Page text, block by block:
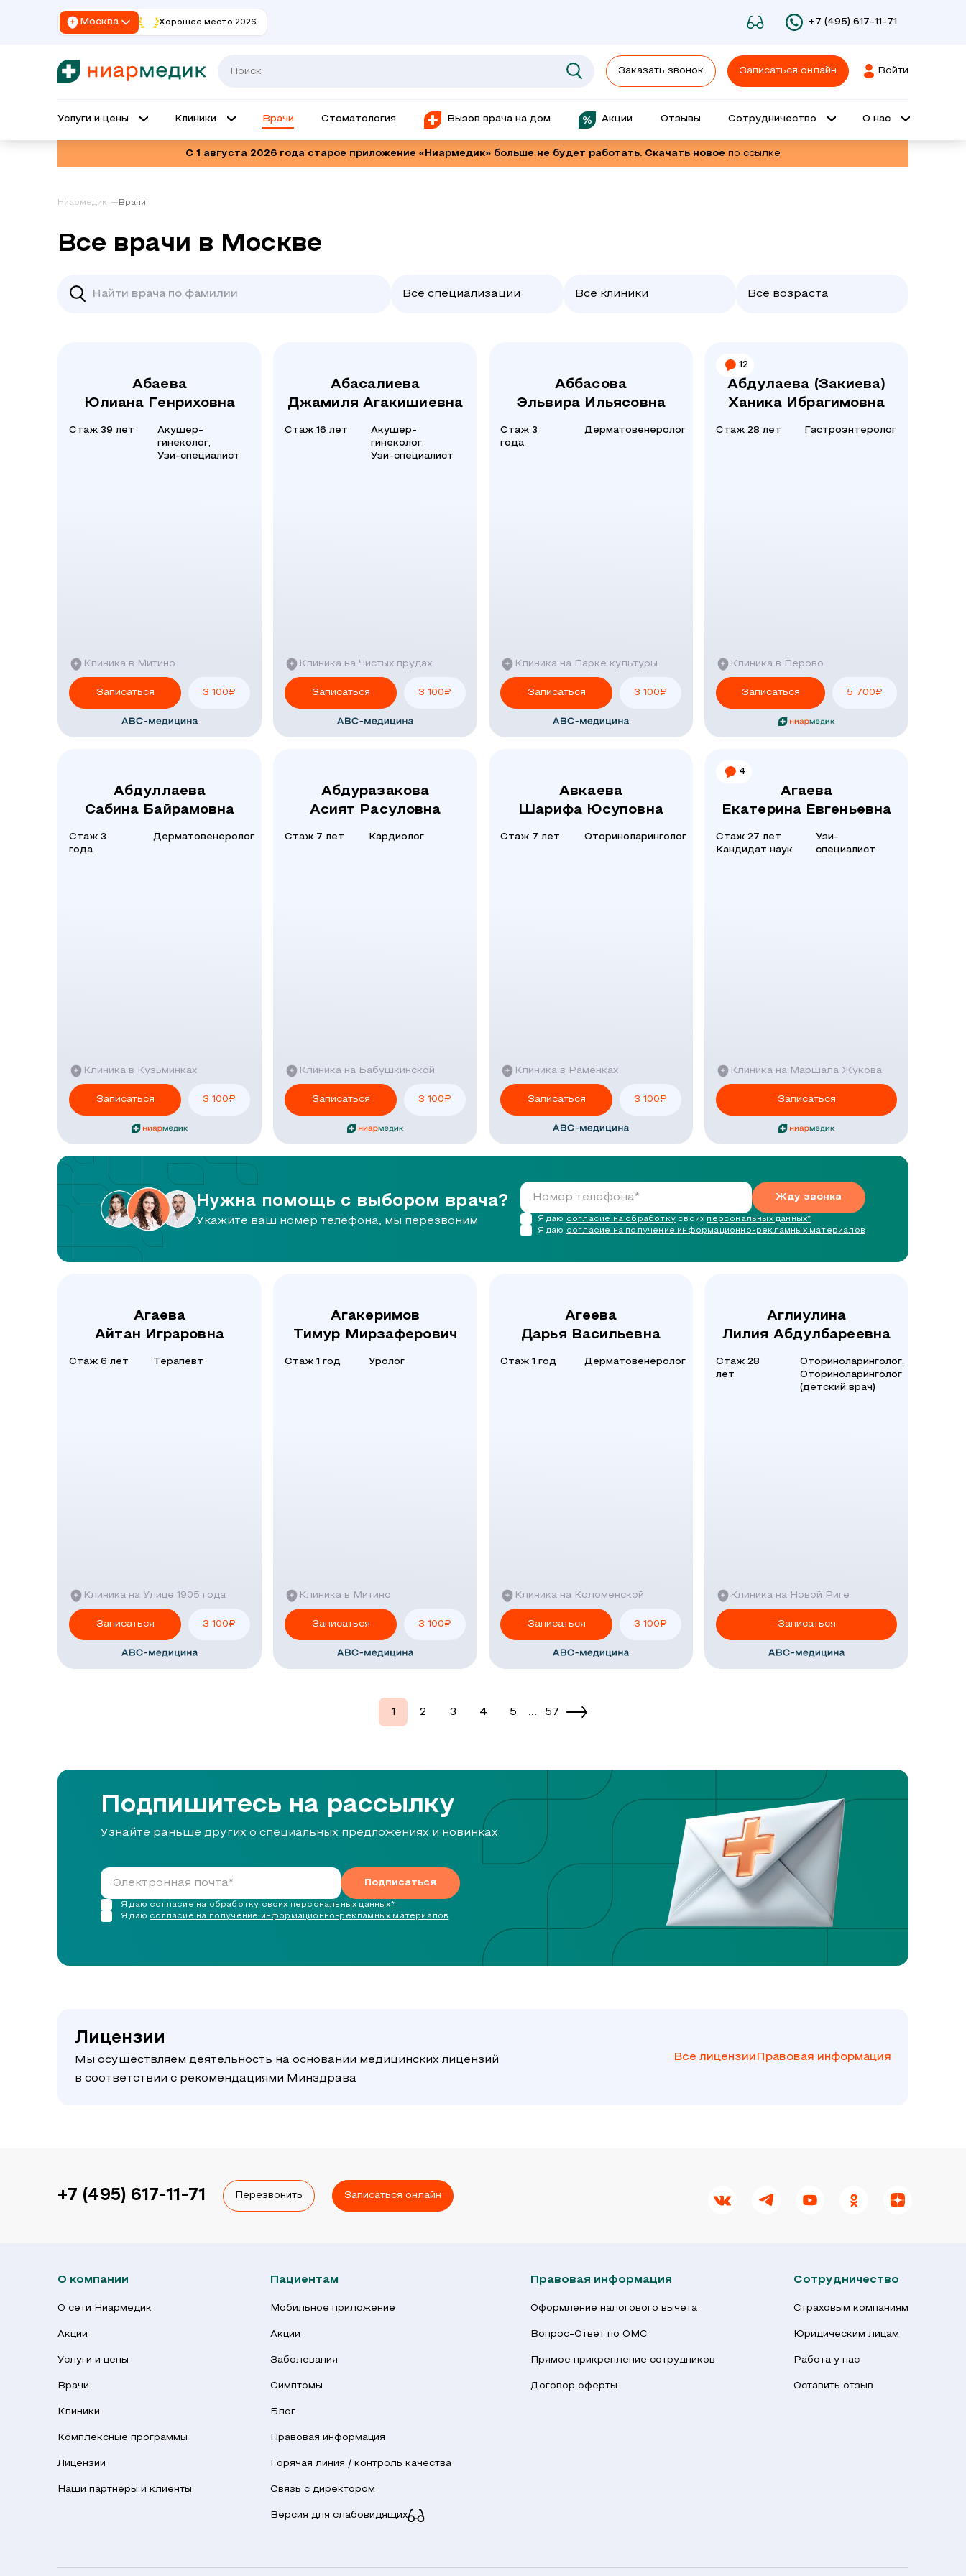
Москва Хорошее место 2026 +7 (495) 617-11-71
Заказать звонок Записаться онлайн Войти
Услуги и цены Клиники Врачи Стоматология Вызов врача на дом Акции Отзывы Сотрудничество О нас
С 1 августа 2026 года старое приложение «Ниармедик» больше не будет работать. Скачать новое по ссылке
Ниармедик Врачи
Все врачи в Москве
Абаева
Юлиана Генриховна
Стаж 39 лет
Акушер-
гинеколог,
Узи-специалист
Клиника в Митино
Записаться 3 100₽
Абасалиева
Джамиля Агакишиевна
Стаж 16 лет
Акушер-
гинеколог,
Узи-специалист
Клиника на Чистых прудах
Записаться 3 100₽
Аббасова
Эльвира Ильясовна
Стаж 3
года
Дерматовенеролог
Клиника на Парке культуры
Записаться 3 100₽
12
Абдулаева (Закиева)
Ханика Ибрагимовна
Стаж 28 лет Гастроэнтеролог
Клиника в Перово
Записаться 5 700₽
Абдуллаева
Сабина Байрамовна
Стаж 3
года
Дерматовенеролог
Клиника в Кузьминках
Записаться 3 100₽
Абдуразакова
Асият Расуловна
Стаж 7 лет Кардиолог
Клиника на Бабушкинской
Записаться 3 100₽
Авкаева
Шарифа Юсуповна
Стаж 7 лет Оториноларинголог
Клиника в Раменках
Записаться 3 100₽
4
Агаева
Екатерина Евгеньевна
Стаж 27 лет
Кандидат наук
Узи-
специалист
Клиника на Маршала Жукова
Записаться
Нужна помощь с выбором врача?
Укажите ваш номер телефона, мы перезвоним
Жду звонка
Я даю согласие на обработку своих персональных данных*
Я даю согласие на получение информационно-рекламных материалов
Агаева
Айтан Играровна
Стаж 6 лет Терапевт
Клиника на Улице 1905 года
Записаться 3 100₽
Агакеримов
Тимур Мирзаферович
Стаж 1 год Уролог
Клиника в Митино
Записаться 3 100₽
Агеева
Дарья Васильевна
Стаж 1 год Дерматовенеролог
Клиника на Коломенской
Записаться 3 100₽
Аглиулина
Лилия Абдулбареевна
Стаж 28
лет
Оториноларинголог,
Оториноларинголог
(детский врач)
Клиника на Новой Риге
Записаться
1 2 3 4 5 ... 57
Подпишитесь на рассылку
Узнайте раньше других о специальных предложениях и новинках
Подписаться
Я даю согласие на обработку своих персональных данных*
Я даю согласие на получение информационно-рекламных материалов
Лицензии
Мы осуществляем деятельность на основании медицинских лицензий
в соответствии с рекомендациями Минздрава
Все лицензии Правовая информация
+7 (495) 617-11-71 Перезвонить Записаться онлайн
О компании
О сети Ниармедик
Акции
Услуги и цены
Врачи
Клиники
Комплексные программы
Лицензии
Наши партнеры и клиенты
Пациентам
Мобильное приложение
Акции
Заболевания
Симптомы
Блог
Правовая информация
Горячая линия / контроль качества
Связь с директором
Версия для слабовидящих
Правовая информация
Оформление налогового вычета
Вопрос-Ответ по ОМС
Прямое прикрепление сотрудников
Договор оферты
Сотрудничество
Страховым компаниям
Юридическим лицам
Работа у нас
Оставить отзыв